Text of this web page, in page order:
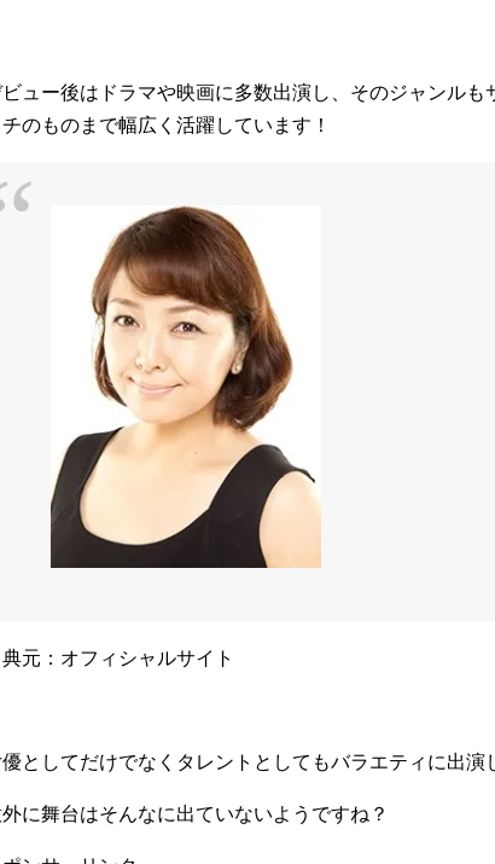
ビュー後はドラマや映画に多数出演し、そのジャンルも
チのものまで幅広く活躍しています！
元：オフィシャルサイト
としてだけでなくタレントとしてもバラエティに出演
に舞台はそんなに出ていないようですね？